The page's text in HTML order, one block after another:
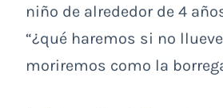
niño de alrededor de 4
“¿qué haremos si no
moriremos como la